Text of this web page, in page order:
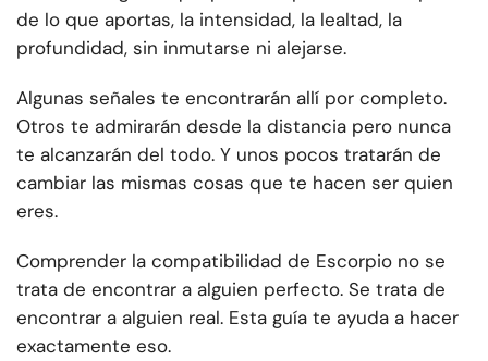
de lo que aportas, la intensidad, la lealtad, la
profundidad, sin inmutarse ni alejarse.
Algunas señales te encontrarán allí por completo.
Otros te admirarán desde la distancia pero nunca
te alcanzarán del todo. Y unos pocos tratarán de
cambiar las mismas cosas que te hacen ser quien
eres.
Comprender la compatibilidad de Escorpio no se
trata de encontrar a alguien perfecto. Se trata de
encontrar a alguien real. Esta guía te ayuda a hacer
exactamente eso.